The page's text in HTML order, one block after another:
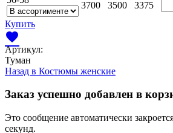
3700 3500
3375
Купить
favorite
Артикул:
Туман
Назад в Костюмы женские
Заказ успешно добавлен в
Это сообщение автоматически
секунд.